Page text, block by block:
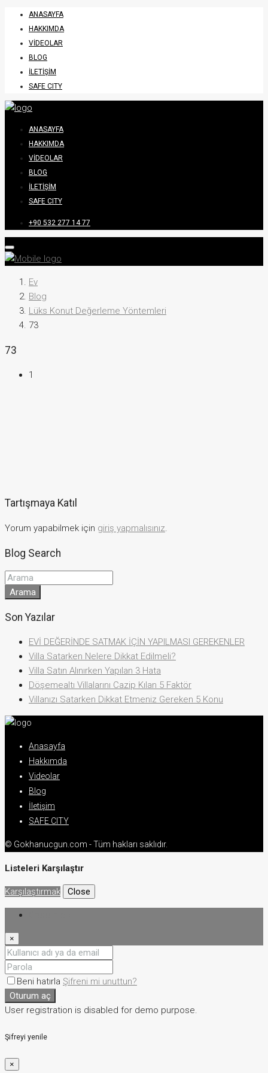
ANASAYFA
HAKKIMDA
VIDEOLAR
BLOG
İLETIŞIM
SAFE CITY
ANASAYFA
HAKKIMDA
VIDEOLAR
BLOG
İLETIŞIM
SAFE CITY
+90 532 277 14 77
Ev
Blog
Lüks Konut Değerleme Yöntemleri
73
73
1
Tartışmaya Katıl
Yorum yapabilmek için giriş yapmalısınız.
Blog Search
Arama
Son Yazılar
EVİ DEĞERİNDE SATMAK İÇİN YAPILMASI GEREKENLER
Villa Satarken Nelere Dikkat Edilmeli?
Villa Satın Alınırken Yapılan 3 Hata
Döşemealtı Villalarını Cazip Kılan 5 Faktör
Villanızı Satarken Dikkat Etmeniz Gereken 5 Konu
Anasayfa
Hakkımda
Videolar
Blog
İletişim
SAFE CITY
© Gokhanucgun.com - Tüm hakları saklıdır.
Listeleri Karşılaştır
Karşılaştırmak Close
×
Beni hatırla Şifreni mi unuttun?
Oturum aç
User registration is disabled for demo purpose.
Şifreyi yenile
×